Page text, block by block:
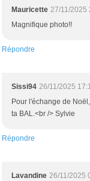
Mauricette 27/11/2025
Magnifique photo!!
Répondre
Sissi94 26/11/2025
Pour l'échange de
ta BAL.<br /> Sylvie
Répondre
Lavandine 26/11/2025